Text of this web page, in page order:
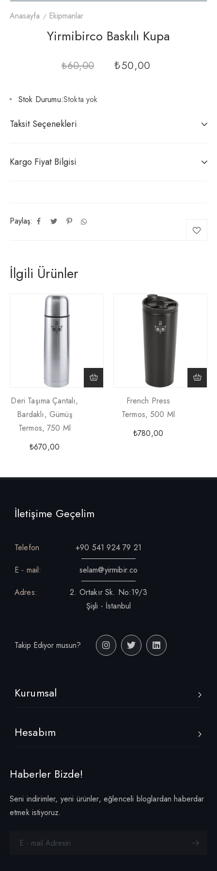
Anasayfa Ekipmanlar
Yirmibirco Baskılı Kupa
₺60,00 ₺50,00
Stok Durumu:Stokta yok
Paylaş:
Taksit Seçenekleri
Kargo Fiyat Bilgisi
İlgili Ürünler
Deri Taşıma Çantalı,
Bardaklı, Gümüş
Termos, 750 Ml
₺670,00
French Press
Termos, 500 Ml
₺780,00
İletişime Geçelim
Telefon
+90 541 924 79 21
E - mail:
selam@yirmibir.co
Adres:
2. Ortakır Sk. No:19/3
Şişli - İstanbul
Takip Ediyor musun?
Kurumsal
Hesabım
Haberler Bizde!
Seni indirimler, yeni ürünler, eğlenceli bloglardan haberdar
etmek istiyoruz.